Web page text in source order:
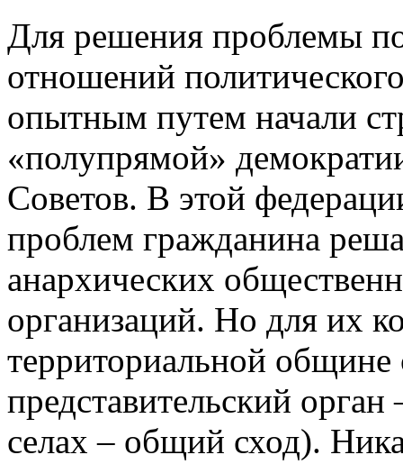
Для решения проблемы
отношений
опытным путем начали
«полупрямой»
Советов. В этой
проблем гражданина
анархических
организаций. Но для их
территориальной общине
представительский
селах – общий сход).